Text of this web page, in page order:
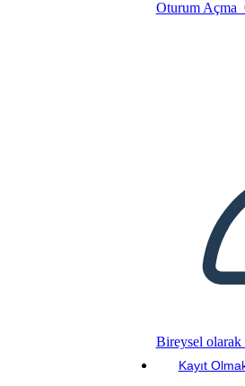
Oturum Açma
Bireysel olarak
Kayıt
BİR HİKAYE
SLAYT